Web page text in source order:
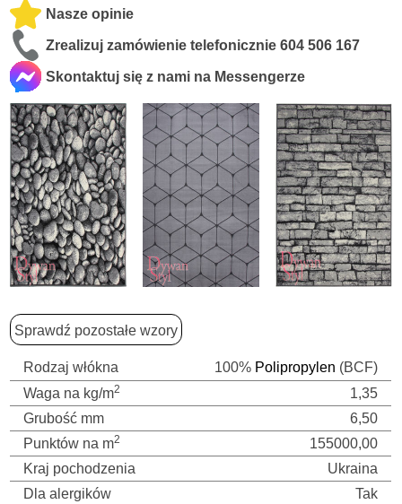
Nasze opinie
Zrealizuj zamówienie telefonicznie604 506 167
Skontaktuj się z nami na Messengerze
Sprawdź pozostałe wzory
Rodzaj włókna 100% Polipropylen (BCF)
Waga na kg/m2
1,35
Grubość mm
6,50
Punktów na m2
155000,00
Kraj pochodzenia
Ukraina
Dla alergików
Tak